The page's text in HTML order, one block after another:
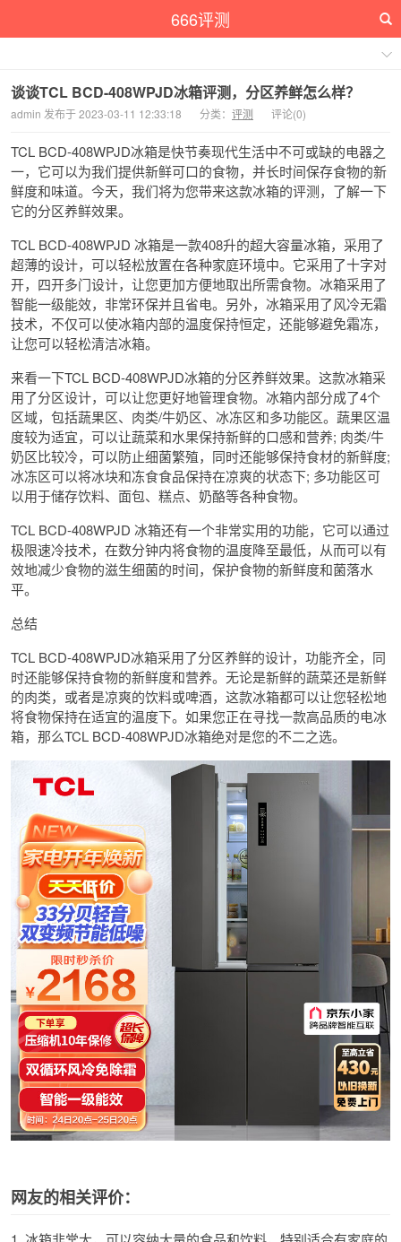
666评测
谈谈TCL BCD-408WPJD冰箱评测，分区养鲜怎么样？
admin 发布于 2023-03-11 12:33:18 分类： 评测 评论(0)
TCL BCD-408WPJD冰箱是快节奏现代生活中不可或缺的电器之
一，它可以为我们提供新鲜可口的食物，并长时间保存食物的新
鲜度和味道。今天，我们将为您带来这款冰箱的评测，了解一下
它的分区养鲜效果。
TCL BCD-408WPJD 冰箱是一款408升的超大容量冰箱，采用了
超薄的设计，可以轻松放置在各种家庭环境中。它采用了十字对
开，四开多门设计，让您更加方便地取出所需食物。冰箱采用了
智能一级能效，非常环保并且省电。另外，冰箱采用了风冷无霜
技术，不仅可以使冰箱内部的温度保持恒定，还能够避免霜冻，
让您可以轻松清洁冰箱。
来看一下TCL BCD-408WPJD冰箱的分区养鲜效果。这款冰箱采
用了分区设计，可以让您更好地管理食物。冰箱内部分成了4个
区域，包括蔬果区、肉类/牛奶区、冰冻区和多功能区。蔬果区温
度较为适宜，可以让蔬菜和水果保持新鲜的口感和营养; 肉类/牛
奶区比较冷，可以防止细菌繁殖，同时还能够保持食材的新鲜度;
冰冻区可以将冰块和冻食食品保持在凉爽的状态下; 多功能区可
以用于储存饮料、面包、糕点、奶酪等各种食物。
TCL BCD-408WPJD 冰箱还有一个非常实用的功能，它可以通过
极限速冷技术，在数分钟内将食物的温度降至最低，从而可以有
效地减少食物的滋生细菌的时间，保护食物的新鲜度和菌落水
平。
总结
TCL BCD-408WPJD冰箱采用了分区养鲜的设计，功能齐全，同
时还能够保持食物的新鲜度和营养。无论是新鲜的蔬菜还是新鲜
的肉类，或者是凉爽的饮料或啤酒，这款冰箱都可以让您轻松地
将食物保持在适宜的温度下。如果您正在寻找一款高品质的电冰
箱，那么TCL BCD-408WPJD冰箱绝对是您的不二之选。
网友的相关评价：